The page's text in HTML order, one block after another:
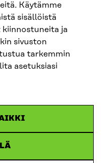
Käytämme
sisällöistä
ja
sivuston
tarkemmin
asetuksiasi